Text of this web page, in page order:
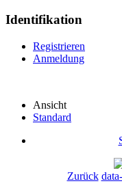
Identifikation
Registrieren
Anmeldung
Ansicht
Standard
Zurück